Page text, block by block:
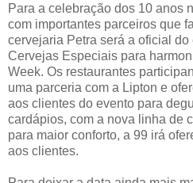
Para a celebração dos 10 anos
com importantes parceiros que
cervejaria Petra será a oficial
Cervejas Especiais para
Week. Os restaurantes
uma parceria com a Lipton e
aos clientes do evento para
cardápios, com a nova linha de
para maior conforto, a 99 irá
aos clientes.